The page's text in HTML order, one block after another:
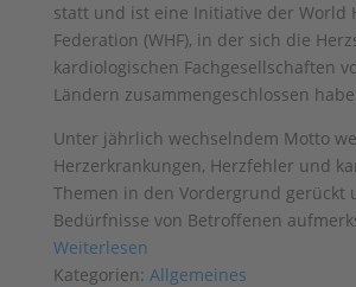
statt und ist eine Initiative der World
Federation (WHF), in der sich die
kardiologischen Fachgesellschaften
Ländern zusammengeschlossen
Unter jährlich wechselndem Motto
Herzerkrankungen, Herzfehler und
Themen in den Vordergrund gerückt
Bedürfnisse von Betroffenen
Weiterlesen
Kategorien: Allgemeines